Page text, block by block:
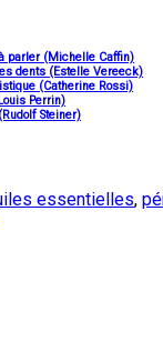
parler (Michelle Caffin)
dents (Estelle Vereeck)
(Catherine Rossi)
Perrin)
Steiner)
essentielles,